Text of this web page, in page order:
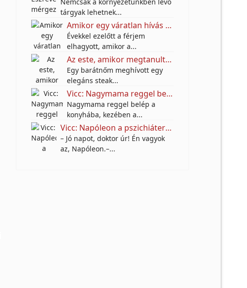
tárgyak lehetnek...
Amikor egy váratlan hívás békét hozott
Évekkel ezelőtt a férjem
elhagyott, amikor a...
Az este, amikor megtanultam a határok és a barátság értékét
Egy barátnőm meghívott egy
elegáns steak...
Vicc: Nagymama reggel belép a konyhába, kezében a sodrófa.
Nagymama reggel belép a
konyhába, kezében a...
Vicc: Napóleon a pszichiáternél
– Jó napot, doktor úr! Én vagyok
az, Napóleon.–...